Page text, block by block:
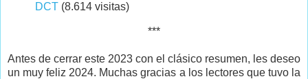
DCT (8.614 visitas)
***
Antes de cerrar este 2023 con el clásico resumen, les deseo
un muy feliz 2024. Muchas gracias a los lectores que tuvo la